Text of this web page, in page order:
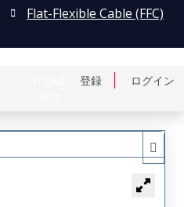
登録 ログイン
Flat-Flexible Cable (FFC)